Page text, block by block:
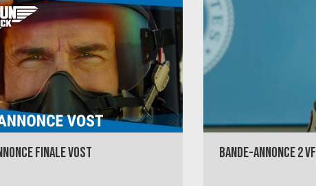
FINALE VOST BANDE-ANNONCE 2 VF